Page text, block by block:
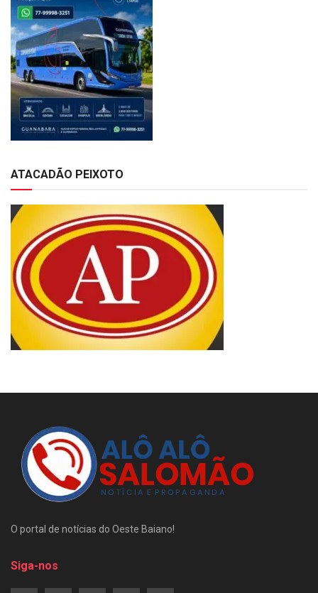
ATACADÃO PEIXOTO
O portal de notícias do Oeste Baiano!
Siga-nos